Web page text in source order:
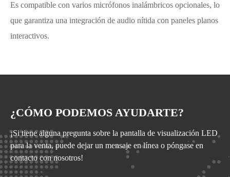
Es compatible con varios micrófonos inalámbricos opcionales, lo
que garantiza una integración de audio nítida con paneles planos
interactivos.
¿CÓMO PODEMOS AYUDARTE?
¡Si tiene alguna pregunta sobre la pantalla de visualización LED
para la venta, puede dejar un mensaje en línea o póngase en
contacto con nosotros!